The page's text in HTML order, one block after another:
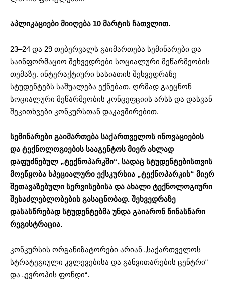
აპლიკაციები მიიღება 10 მარტის ჩათვლით.
23–24 და 29 თებერვალს გაიმართება სემინარები და
საინფორმაციო შეხვედრები სოციალური მეწარმეობის
თემაზე. ინტერაქტიური ხასიათის შეხვედრაზე
სტუდენტებს საშუალება ექნებათ, ღრმად გაეცნონ
სოციალური მეწარმეობის კონცეფციის არსს და დასვან
შეკითხვები კონკურსთან დაკავშირებით.
სემინარები გაიმართება საქართველოს ინოვაციების
და ტექნოლოგიების სააგენტოს მიერ ახლად
დაფუძნებულ „ტექნოპარკში“, სადაც სტუდენტებისთვის
მოეწყობა სპეციალური ექსკურსია „ტექნოპარკის“ მიერ
შეთავაზებული სერვისებისა და ახალი ტექნოლოგიური
შესაძლებლობების გასაცნობად. შეხვედრაზე
დასასწრებად სტუდენტებმა უნდა გაიარონ წინასწარი
რეგისტრაცია.
კონკურსის ორგანიზატორები არიან „საქართველოს
სტრატეგიული კვლევებისა და განვითარების ცენტრი“
და „ევროპის ფონდი“.